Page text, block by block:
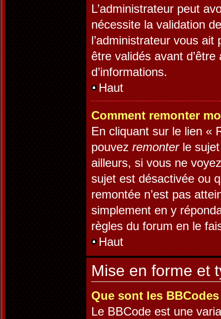
L’administrateur peut
nécessite la validation
l’administrateur vous
être validés avant
d’informations.
Haut
Comment remonter
En cliquant sur le lien «
pouvez remonterle sujet
ailleurs, si vous ne
sujet est désactivée ou
remontée n’est pas
simplement en y
règles du forum en le
Haut
Mise en forme et
Que sont les
Le BBCode est une